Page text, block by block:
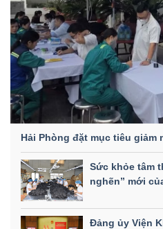
Hải Phòng đặt mục tiêu giảm
Sức khỏe tâm
nghẽn” mới
Đảng ủy Viện